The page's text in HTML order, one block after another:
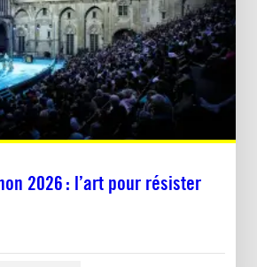
2026 : l’art pour résister